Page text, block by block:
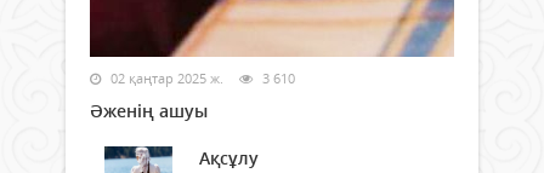
02 қаңтар 2025 ж. 3 610
Әженің ашуы
Ақсұлу